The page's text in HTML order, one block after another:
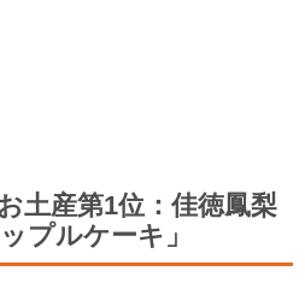
土産第1位：佳徳鳳梨
プルケーキ」